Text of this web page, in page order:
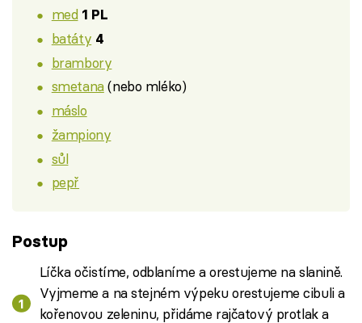
med 1 PL
batáty 4
brambory
smetana(nebo mléko)
máslo
žampiony
sůl
pepř
Postup
Líčka očistíme, odblaníme a orestujeme na slanině.
Vyjmeme a na stejném výpeku orestujeme cibuli a
kořenovou zeleninu, přidáme rajčatový protlak a